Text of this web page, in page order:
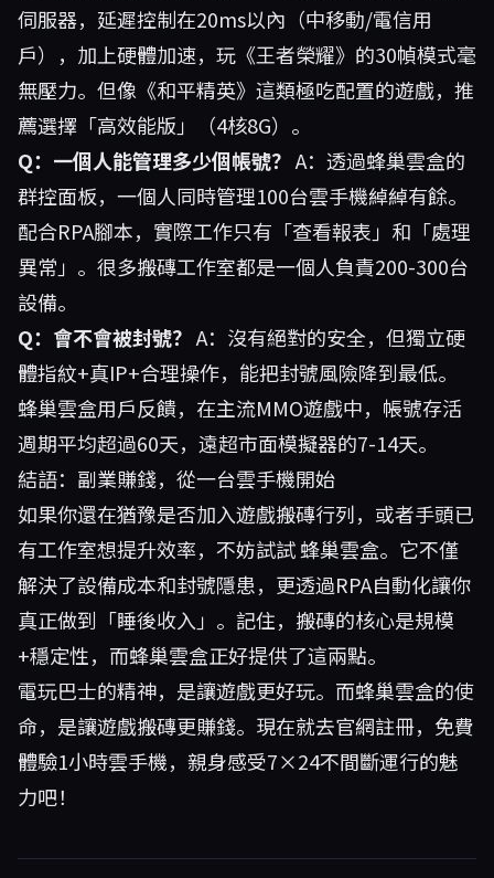
伺服器，延遲控制在20ms以內（中移動/電信用
戶），加上硬體加速，玩《王者榮耀》的30幀模式毫
無壓力。但像《和平精英》這類極吃配置的遊戲，推
薦選擇「高效能版」（4核8G）。
Q：一個人能管理多少個帳號？ A：透過蜂巢雲盒的
群控面板，一個人同時管理100台雲手機綽綽有餘。
配合RPA腳本，實際工作只有「查看報表」和「處理
異常」。很多搬磚工作室都是一個人負責200-300台
設備。
Q：會不會被封號？ A：沒有絕對的安全，但獨立硬
體指紋+真IP+合理操作，能把封號風險降到最低。
蜂巢雲盒用戶反饋，在主流MMO遊戲中，帳號存活
週期平均超過60天，遠超市面模擬器的7-14天。
結語：副業賺錢，從一台雲手機開始
如果你還在猶豫是否加入遊戲搬磚行列，或者手頭已
有工作室想提升效率，不妨試試蜂巢雲盒。它不僅
解決了設備成本和封號隱患，更透過RPA自動化讓你
真正做到「睡後收入」。記住，搬磚的核心是規模
+穩定性，而蜂巢雲盒正好提供了這兩點。
電玩巴士的精神，是讓遊戲更好玩。而蜂巢雲盒的使
命，是讓遊戲搬磚更賺錢。現在就去官網註冊，免費
體驗1小時雲手機，親身感受7×24不間斷運行的魅
力吧！